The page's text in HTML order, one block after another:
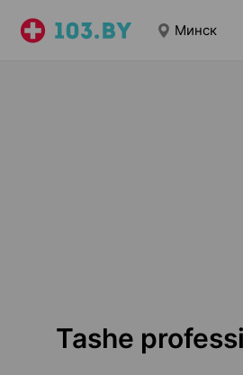
Минск
Tashe